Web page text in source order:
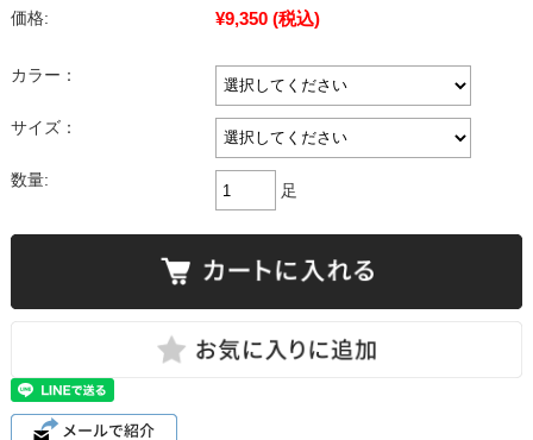
価格:
¥9,350 (税込)
カラー：
サイズ：
数量:
足